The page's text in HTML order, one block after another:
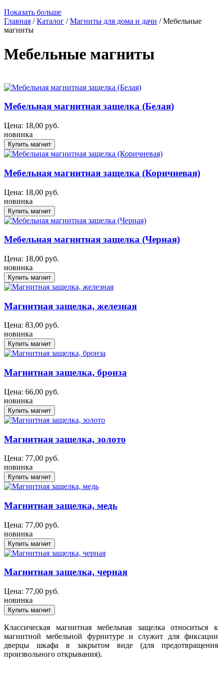
Показать больше
Главная /Каталог /Магниты для дома и дачи / Мебельные
магниты
Мебельные магниты
Мебельная магнитная защелка (Белая)
Цена: 18,00 руб.
новинка
Мебельная магнитная защелка (Коричневая)
Цена: 18,00 руб.
новинка
Мебельная магнитная защелка (Черная)
Цена: 18,00 руб.
новинка
Магнитная защелка, железная
Цена: 83,00 руб.
новинка
Магнитная защелка, бронза
Цена: 66,00 руб.
новинка
Магнитная защелка, золото
Цена: 77,00 руб.
новинка
Магнитная защелка, медь
Цена: 77,00 руб.
новинка
Магнитная защелка, черная
Цена: 77,00 руб.
новинка
Классическая магнитная мебельная защелка относиться к
магнитной мебельной фурнитуре и служит для фиксации
дверцы шкафа в закрытом виде (для предотвращения
произвольного открывания).